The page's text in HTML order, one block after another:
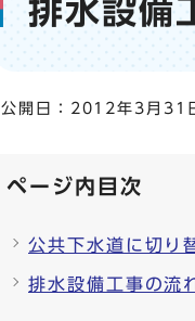
排水設備
[公開日： 2012年3月31
ページ内目次
公共下水道に切り
排水設備工事の流